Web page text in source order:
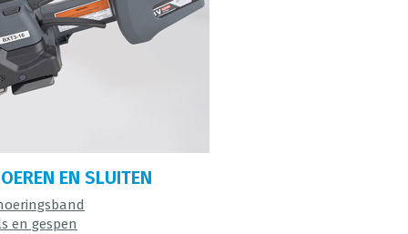
EN SLUITEN
en gespen